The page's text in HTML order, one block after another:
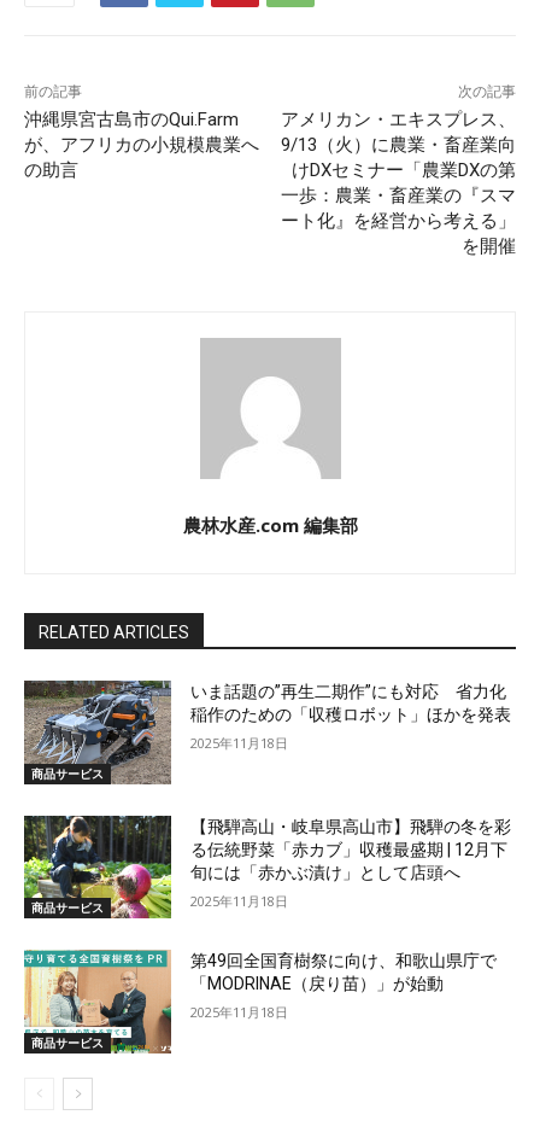
前の記事
沖縄県宮古島市のQui.Farm
が、アフリカの小規模農業へ
の助言
次の記事
アメリカン・エキスプレス、
9/13（火）に農業・畜産業向
けDXセミナー「農業DXの第
一歩：農業・畜産業の『スマ
ート化』を経営から考える」
を開催
農林水産.com 編集部
RELATED ARTICLES
商品サービス
いま話題の”再生二期作”にも対応 省力化
稲作のための「収穫ロボット」ほかを発表
2025年11月18日
商品サービス
【飛騨高山・岐阜県高山市】飛騨の冬を彩
る伝統野菜「赤カブ」収穫最盛期 | 12月下
旬には「赤かぶ漬け」として店頭へ
2025年11月18日
商品サービス
第49回全国育樹祭に向け、和歌山県庁で
「MODRINAE（戻り苗）」が始動
2025年11月18日